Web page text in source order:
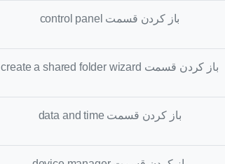
باز کردن قسمت control panel
باز کردن قسمت create a shared folder wizard
باز کردن قسمت